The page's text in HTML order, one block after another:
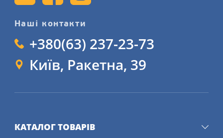
Наші контакти
+380(63) 237-23-73
Київ, Ракетна, 39
КАТАЛОГ ТОВАРІВ